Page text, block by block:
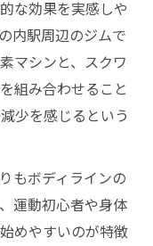
な効果を実感しや
内駅周辺のジムで
マシンと、スクワ
組み合わせること
少を感じるという
もボディラインの
運動初心者や身体
めやすいのが特徴